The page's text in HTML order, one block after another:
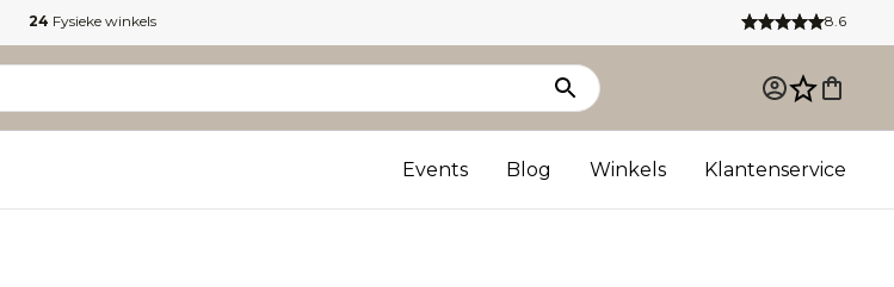
24 Fysieke winkels 8.6
Events Blog Winkels Klantenservice